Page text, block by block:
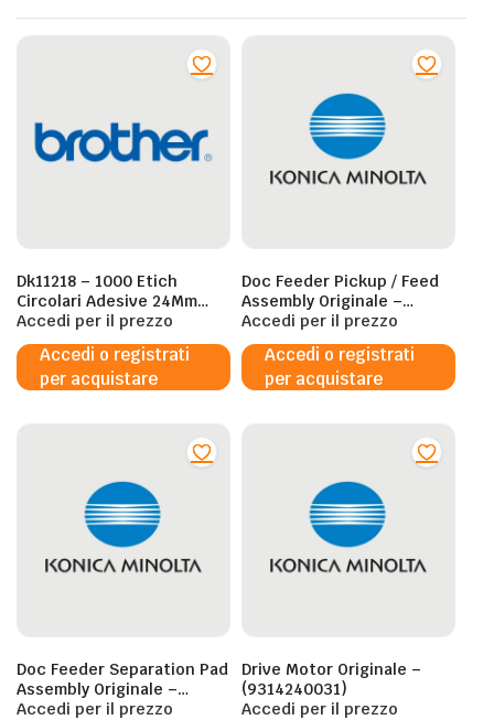
Dk11218 – 1000 Etich
Circolari Adesive 24Mm
Brother – Broth
Accedi per il prezzo
Accedi o registrati
per acquistare
Doc Feeder Pickup / Feed
Assembly Originale –
(A3GNPP0100)
Accedi per il prezzo
Accedi o registrati
per acquistare
Doc Feeder Separation Pad
Assembly Originale –
(A0CRPP0200)
Accedi per il prezzo
Drive Motor Originale –
(9314240031)
Accedi per il prezzo